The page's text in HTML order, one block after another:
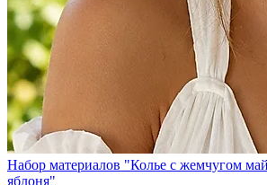
Набор материалов "Колье с жемчугом
яблоня"